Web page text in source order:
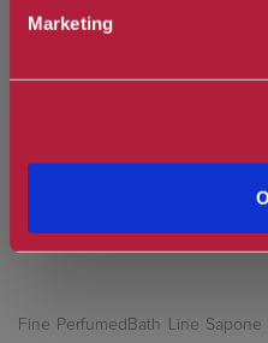
Marketing
Spedizione in Italia
Fine PerfumedBath Line